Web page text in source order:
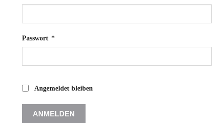
Passwort *Erforderlich
Angemeldet bleiben
ANMELDEN